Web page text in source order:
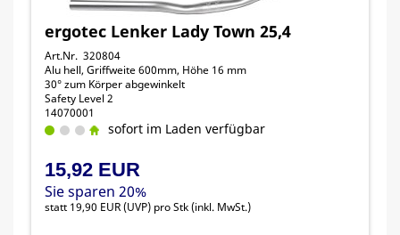
ergotec Lenker Lady Town 25,4
Art.Nr. 320804
Alu hell, Griffweite 600mm, Höhe 16 mm
30° zum Körper abgewinkelt
Safety Level 2
14070001
sofort im Laden verfügbar
15,92 EUR
Sie sparen 20%
statt 19,90 EUR(UVP) pro Stk (inkl. MwSt.)